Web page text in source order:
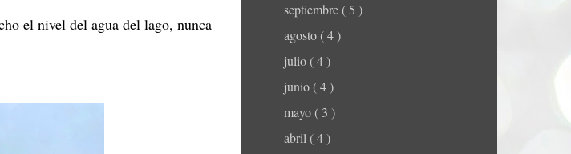
el nivel del agua del lago, nunca
septiembre ( 5 )
agosto ( 4 )
julio ( 4 )
junio ( 4 )
mayo ( 3 )
abril ( 4 )